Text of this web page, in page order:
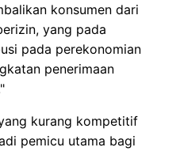
konsumen dari
yang pada
pada perekonomian
penerimaan
kurang kompetitif
pemicu utama bagi